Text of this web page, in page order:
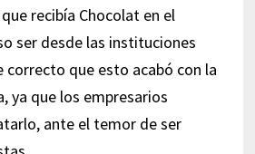
recibía Chocolat en el
ser desde las instituciones
que esto acabó con la
ya que los empresarios
ante el temor de ser